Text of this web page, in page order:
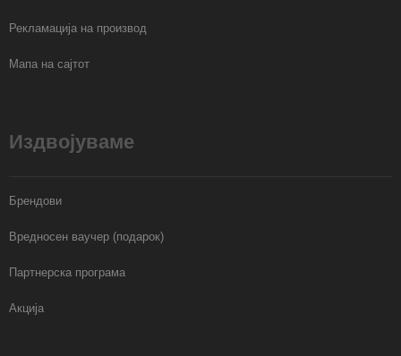
Рекламација на производ
Мапа на сајтот
Издвојуваме
Брендови
Вредносен ваучер (подарок)
Партнерска програма
Акција